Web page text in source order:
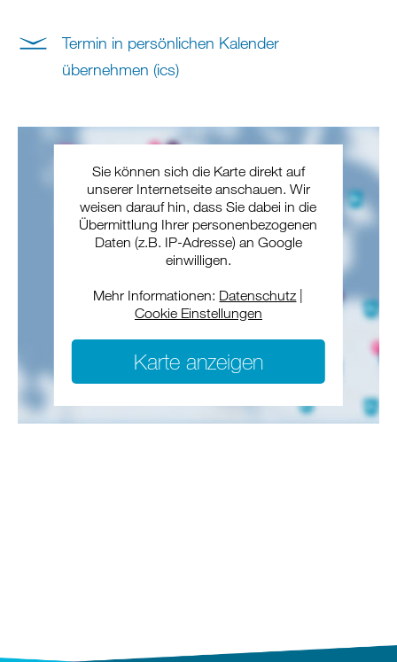
Termin in persönlichen Kalender
übernehmen (ics)
Sie können sich die Karte direkt auf
unserer Internetseite anschauen. Wir
weisen darauf hin, dass Sie dabei in die
Übermittlung Ihrer personenbezogenen
Daten (z.B. IP-Adresse) an Google
einwilligen.
Mehr Informationen: Datenschutz
Cookie Einstellungen
Karte anzeigen